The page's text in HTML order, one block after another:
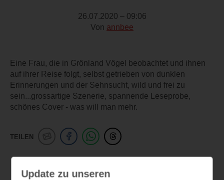
26.07.2020 – 09:06
Von annbee
Eine Frau, die in Grönland Vögel beobachtet und ihnen
auf ihrer Reise folgt, selbst getrieben von dunklen
Erinnerungen und der Sehnsucht, wild und frei zu
sein...grossartige Szenerie, spannende Leseprobe,
schönes Cover - was will man mehr.
TEILEN
Update zu unseren